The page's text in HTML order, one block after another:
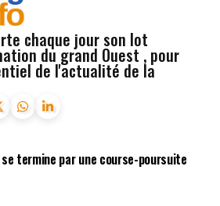
chaque jour son lot
du grand Ouest , pour
de l'actualité de la
termine par une course-poursuite